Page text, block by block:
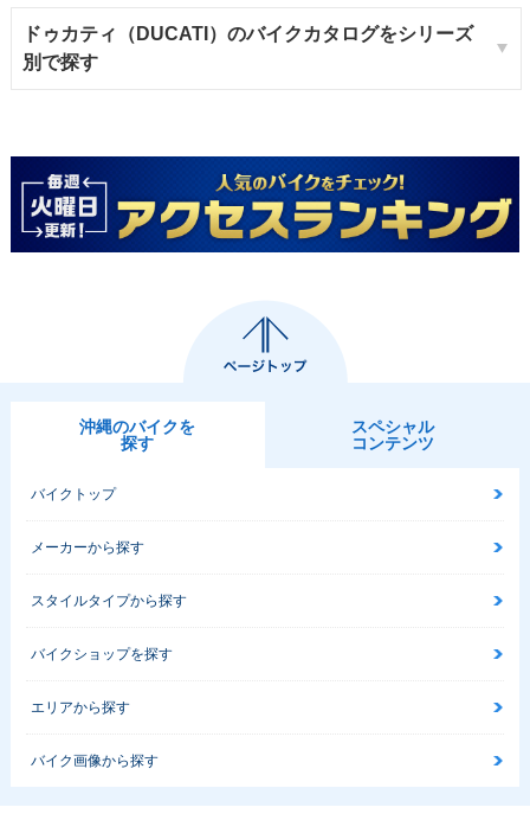
ドゥカティ（DUCATI）のバイクカタログをシリーズ
別で探す
沖縄のバイクを
探す
スペシャル
コンテンツ
バイクトップ
メーカーから探す
スタイルタイプから探す
バイクショップを探す
エリアから探す
バイク画像から探す